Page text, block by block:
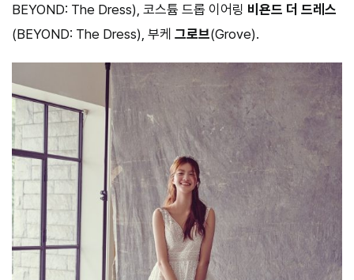
BEYOND: The Dress), 코스튬 드롭 이어링 비욘드 더 드레스
(BEYOND: The Dress), 부케 그로브(Grove).